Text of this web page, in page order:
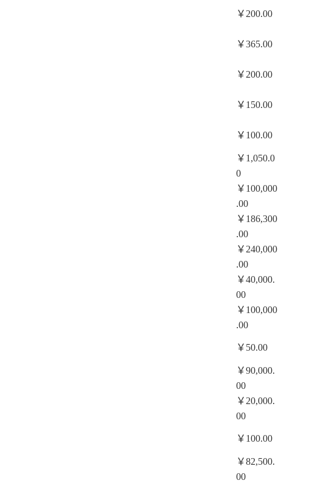
￥200.00
￥365.00
￥200.00
￥150.00
￥100.00
￥1,050.0
0
￥100,000
.00
￥186,300
.00
￥240,000
.00
￥40,000.
00
￥100,000
.00
￥50.00
￥90,000.
00
￥20,000.
00
￥100.00
￥82,500.
00